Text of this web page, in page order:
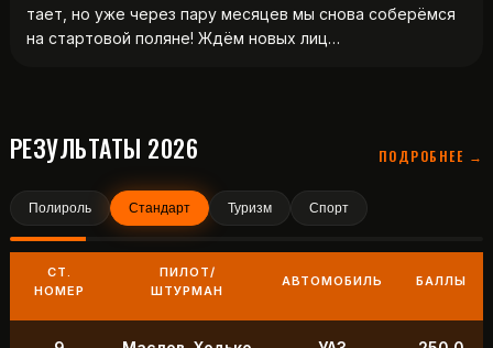
тает, но уже через пару месяцев мы снова соберёмся
на стартовой поляне! Ждём новых лиц…
РЕЗУЛЬТАТЫ 2026 ПОДРОБНЕЕ →
Полироль Стандарт Туризм Спорт
СТ.
НОМЕР
ПИЛОТ/
ШТУРМАН
АВТОМОБИЛЬ БАЛЛЫ